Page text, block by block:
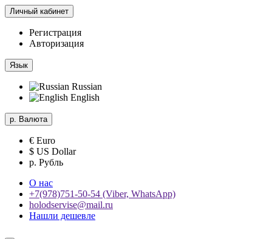
Личный кабинет
Регистрация
Авторизация
Язык
Russian
English
р. Валюта
€ Euro
$ US Dollar
р. Рубль
О нас
+7(978)751-50-54 (Viber, WhatsApp)
holodservise@mail.ru
Нашли дешевле